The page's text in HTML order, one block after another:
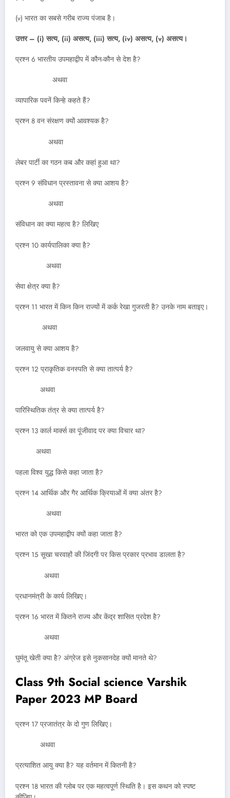
(v) भारत का सबसे गरीब राज्य पंजाब है।
उत्तर – (i) सत्य, (ii) असत्य, (iii) सत्य, (iv) असत्य, (v) असत्य।
प्रश्न 6 भारतीय उपमहाद्वीप में कौन-कौन से देश है?
अथवा
व्यापारिक पवनें किन्हे कहते हैं?
प्रश्न 8 वन संरक्षण क्यों आवश्यक है?
अथवा
लेबर पार्टी का गठन कब और कहां हुआ था?
प्रश्न 9 संविधान प्रस्तावना से क्या आशय है?
अथवा
संविधान का क्या महत्व है? लिखिए
प्रश्न 10 कार्यपालिका क्या है?
अथवा
सेवा क्षेत्र क्या है?
प्रश्न 11 भारत में किन किन राज्यों में कर्क रेखा गुजरती है? उनके नाम बताइए।
अथवा
जलवायु से क्या आशय है?
प्रश्न 12 प्राकृतिक वनस्पति से क्या तात्पर्य है?
अथवा
पारिस्थितिक तंत्र से क्या तात्पर्य है?
प्रश्न 13 कार्ल मार्क्स का पूंजीवाद पर क्या विचार था?
अथवा
पहला विश्व युद्ध किसे कहा जाता है?
प्रश्न 14 आर्थिक और गैर आर्थिक क्रियाओं में क्या अंतर है?
अथवा
भारत को एक उपमहाद्वीप क्यों कहा जाता है?
प्रश्न 15 सूखा चरवाहों की जिंदगी पर किस प्रकार प्रभाव डालता है?
अथवा
प्रधानमंत्री के कार्य लिखिए।
प्रश्न 16 भारत में कितने राज्य और केंद्र शासित प्रदेश है?
अथवा
घुमंतू खेती क्या है? अंग्रेज इसे नुकसानदेह क्यों मानते थे?
Class 9th Social science Varshik
Paper 2023 MP Board
प्रश्न 17 प्रजातंत्र के दो गुण लिखिए।
अथवा
प्रत्याशित आयु क्या है? यह वर्तमान में कितनी है?
प्रश्न 18 भारत की ग्लोब पर एक महत्वपूर्ण स्थिति है। इस कथन को स्पष्ट